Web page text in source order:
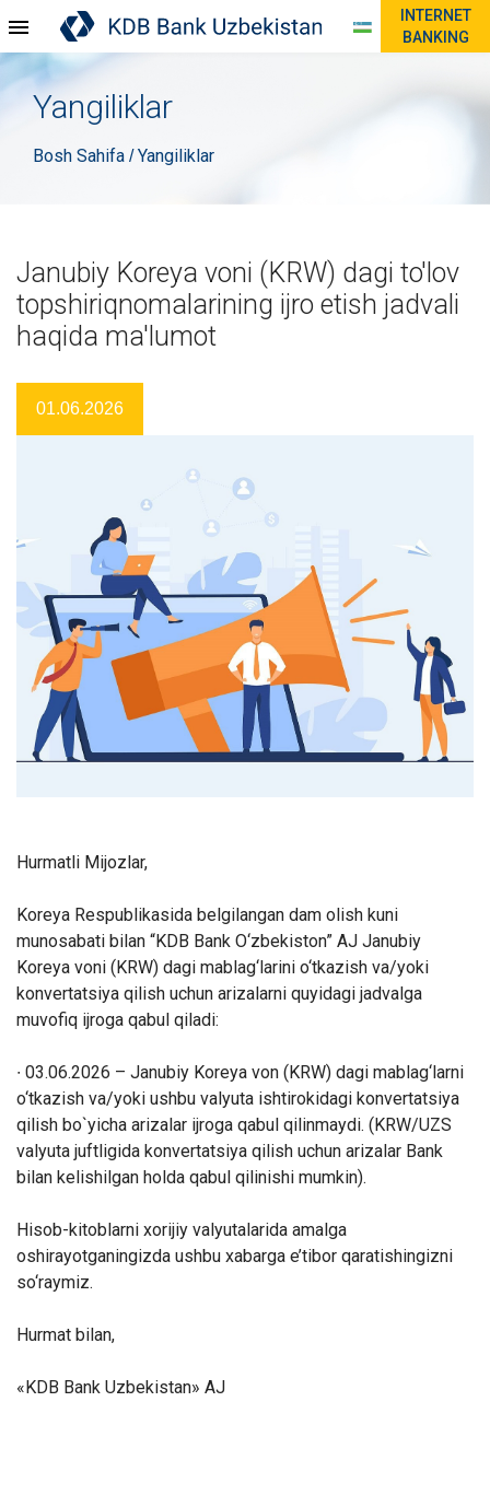
INTERNET
BANKING
Yangiliklar
Bosh Sahifa /Yangiliklar
Janubiy Koreya voni (KRW) dagi to'lov
topshiriqnomalarining ijro etish jadvali
haqida ma'lumot
01.06.2026
Hurmatli Mijozlar,
Koreya Respublikasida belgilangan dam olish kuni
munosabati bilan “KDB Bank O‘zbekiston” AJ Janubiy
Koreya voni (KRW) dagi mablag‘larini o‘tkazish va/yoki
konvertatsiya qilish uchun arizalarni quyidagi jadvalga
muvofiq ijroga qabul qiladi:
∙ 03.06.2026 – Janubiy Koreya von (KRW) dagi mablag‘larni
o‘tkazish va/yoki ushbu valyuta ishtirokidagi konvertatsiya
qilish bo`yicha arizalar ijroga qabul qilinmaydi. (KRW/UZS
valyuta juftligida konvertatsiya qilish uchun arizalar Bank
bilan kelishilgan holda qabul qilinishi mumkin).
Hisob-kitoblarni xorijiy valyutalarida amalga
oshirayotganingizda ushbu xabarga e’tibor qaratishingizni
so‘raymiz.
Hurmat bilan,
«KDB Bank Uzbekistan» AJ